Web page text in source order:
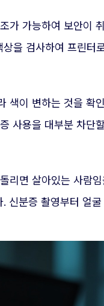
가 가능하여 보안이
을 검사하여 프린터
색이 변하는 것을 확
사용을 대부분 차단
면 살아있는 사람
신분증 촬영부터 얼